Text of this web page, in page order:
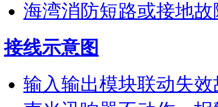
海湾消防短路或接地
接线示意图
输入输出模块联动失效